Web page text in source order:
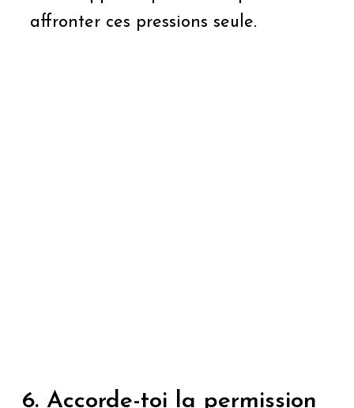
affronter ces pressions seule.
6. Accorde-toi la permission